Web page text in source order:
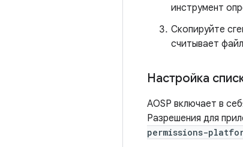
инструмент
Скопируйте
считывает
Настройка
AOSP включает в
Разрешения для
permissions-